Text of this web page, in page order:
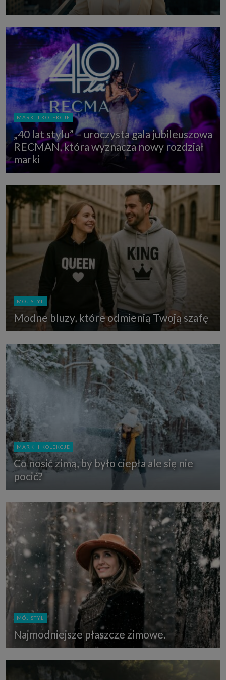
MARKI I KOLEKCJE
„40 lat stylu” – uroczysta gala jubileuszowa
RECMAN, która wyznacza nowy rozdział
marki
MÓJ STYL
Modne bluzy, które odmienią Twoją szafę
MARKI I KOLEKCJE
Co nosić zimą, by było ciepła ale się nie
pocić?
MÓJ STYL
Najmodniejsze płaszcze zimowe.